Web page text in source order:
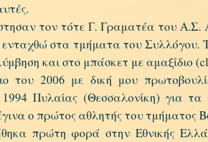
τον τότε Γ. Γραματέα του
ενταχθώ στα τμήματα του Συλλόγου.
και στο μπάσκετ με αμαξίδιο
του 2006 με δική μου
Πυλαίας (Θεσσαλονίκη) για
ο πρώτος αθλητής του τμήματος
πρώτη φορά στην Εθνικής